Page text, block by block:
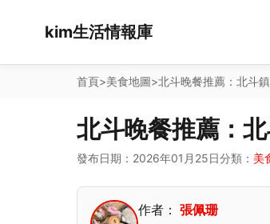
kim生活情報庫
首頁>美食地圖>北斗晚餐推薦：北斗
北斗晚餐推薦：
發布日期：2026年01月25日分類： 美
作者： 張佩珊